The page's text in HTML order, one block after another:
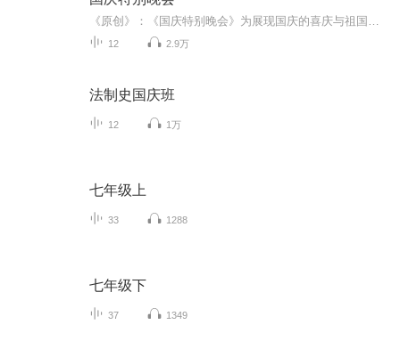
12 2.9万
法制史国庆班
12 1万
七年级上
33 1288
七年级下
37 1349